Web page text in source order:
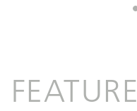
FEATURE